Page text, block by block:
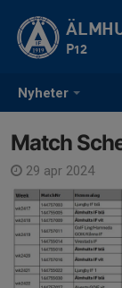
Nyheter
P12
Match
29 apr 2024